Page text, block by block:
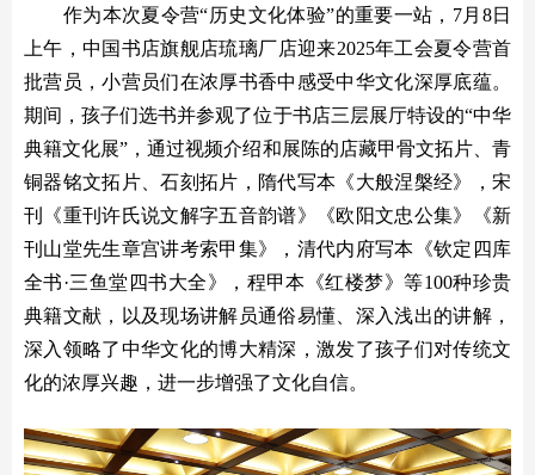
作为本次夏令营“历史文化体验”的重要一站，7月8日
上午，中国书店旗舰店琉璃厂店迎来2025年工会夏令营首
批营员，小营员们在浓厚书香中感受中华文化深厚底蕴。
期间，孩子们选书并参观了位于书店三层展厅特设的“中华
典籍文化展”，通过视频介绍和展陈的店藏甲骨文拓片、青
铜器铭文拓片、石刻拓片，隋代写本《大般涅槃经》，宋
刊《重刊许氏说文解字五音韵谱》《欧阳文忠公集》《新
刊山堂先生章宫讲考索甲集》，清代内府写本《钦定四库
全书·三鱼堂四书大全》，程甲本《红楼梦》等100种珍贵
典籍文献，以及现场讲解员通俗易懂、深入浅出的讲解，
深入领略了中华文化的博大精深，激发了孩子们对传统文
化的浓厚兴趣，进一步增强了文化自信。